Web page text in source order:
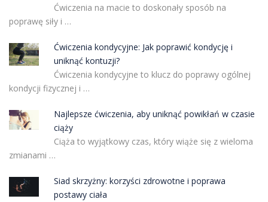
Ćwiczenia na macie to doskonały sposób na
poprawę siły i …
Ćwiczenia kondycyjne: Jak poprawić kondycję i
uniknąć kontuzji?
Ćwiczenia kondycyjne to klucz do poprawy ogólnej
kondycji fizycznej i …
Najlepsze ćwiczenia, aby uniknąć powikłań w czasie
ciąży
Ciąża to wyjątkowy czas, który wiąże się z wieloma
zmianami …
Siad skrzyżny: korzyści zdrowotne i poprawa
postawy ciała